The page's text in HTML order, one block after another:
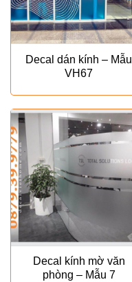
Decal dán kính – Mẫu
VH67
Decal kính mờ văn
phòng – Mẫu 7